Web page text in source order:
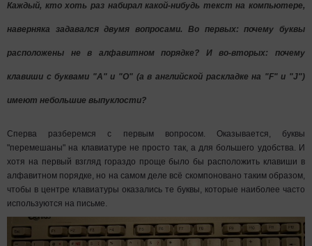
Каждый, кто хоть раз набирал какой-нибудь текст на компьютере,
наверняка задавался двумя вопросами. Во первых: почему буквы
расположены не в алфавитном порядке? И во-вторых: почему
клавиши с буквами "А" и "О" (а в английской раскладке на "F" и "J")
имеют небольшие выпуклости?
Сперва разберемся с первым вопросом. Оказывается, буквы
"перемешаны" на клавиатуре не просто так, а для большего удобства. И
хотя на первый взгляд гораздо проще было бы расположить клавиши в
алфавитном порядке, но на самом деле всё скомпоновано таким образом,
чтобы в центре клавиатуры оказались те буквы, которые наиболее часто
используются на письме.